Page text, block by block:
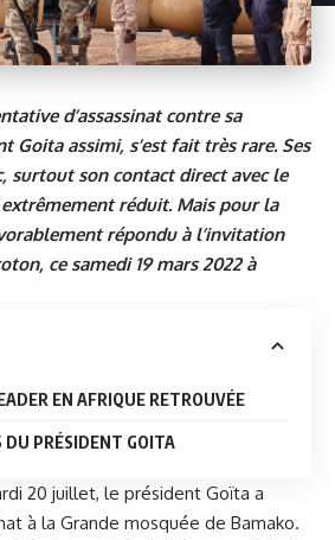
d’assassinat contre sa
Goita assimi, s’est fait très rare. Ses
surtout son contact direct avec le
réduit. Mais pour la
répondu à l’invitation
ce samedi 19 mars 2022 à
EN AFRIQUE RETROUVÉE
DU PRÉSIDENT GOITA
20 juillet, le président Goïta a
à la Grande mosquée de Bamako.